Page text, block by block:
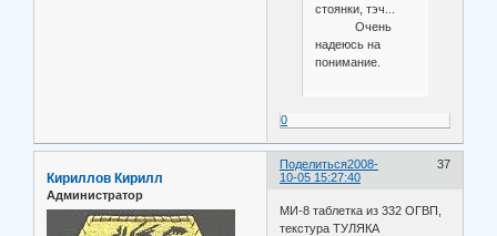
стоянки, тэч...
Очень
надеюсь на
понимание.
0
Поделиться 37
2008-
10-05 15:27:40
Кириллов Кирилл
Администратор
МИ-8 таблетка из 332 ОГВП,
текстура ТУЛЯКА